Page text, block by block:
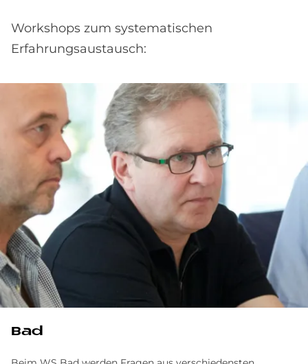
Workshops zum systematischen
Erfahrungsaustausch:
Bad